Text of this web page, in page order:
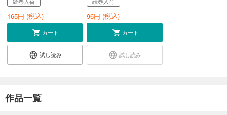
165円 (税込)
カート
試し読み
96円 (税込)
カート
試し読み
作品一覧